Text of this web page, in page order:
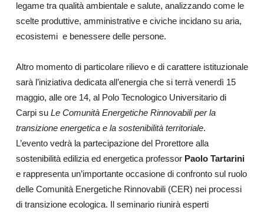
legame tra qualità ambientale e salute, analizzando come le
scelte produttive, amministrative e civiche incidano su aria,
ecosistemi e benessere delle persone.
Altro momento di particolare rilievo e di carattere istituzionale
sarà l’iniziativa dedicata all’energia che si terrà venerdì 15
maggio, alle ore 14, al Polo Tecnologico Universitario di
Carpi su Le Comunità Energetiche Rinnovabili per la
transizione energetica e la sostenibilità territoriale.
L’evento vedrà la partecipazione del Prorettore alla
sostenibilità edilizia ed energetica professorPaolo Tartarini
e rappresenta un’importante occasione di confronto sul ruolo
delle Comunità Energetiche Rinnovabili (CER) nei processi
di transizione ecologica. Il seminario riunirà esperti